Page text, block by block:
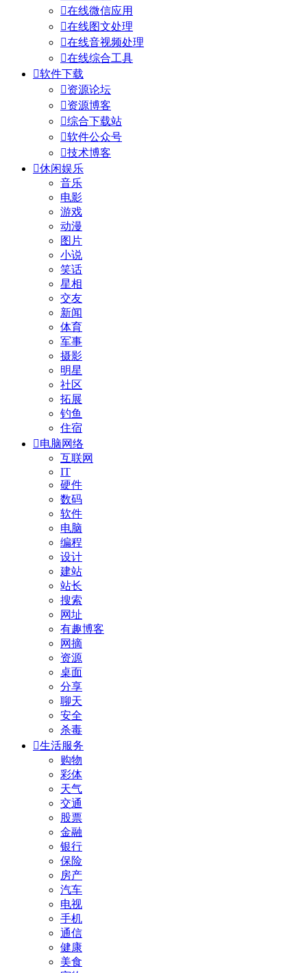
在线微信应用
在线图文处理
在线音视频处理
在线综合工具
软件下载
资源论坛
资源博客
综合下载站
软件公众号
技术博客
休闲娱乐
音乐
电影
游戏
动漫
图片
小说
笑话
星相
交友
新闻
体育
军事
摄影
明星
社区
拓展
钓鱼
住宿
电脑网络
互联网
IT
硬件
数码
软件
电脑
编程
设计
建站
站长
搜索
网址
有趣博客
网摘
资源
桌面
分享
聊天
安全
杀毒
生活服务
购物
彩体
天气
交通
股票
金融
银行
保险
房产
汽车
电视
手机
通信
健康
美食